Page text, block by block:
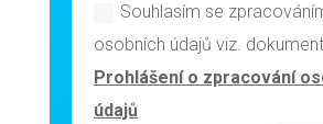
Souhlasím se
osobních údajů viz. dokument
Prohlášení o zpracování
údajů